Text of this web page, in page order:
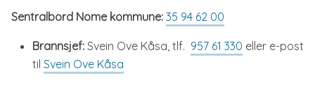
Sentralbord Nome kommune: 35 94 62 00
Brannsjef: Svein Ove Kåsa, tlf. 957 61 330 eller e-post
til Svein Ove Kåsa